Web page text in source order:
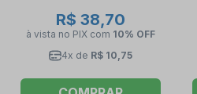
R$ 38,70
à vista no PIX com 10% OFF
4x de R$ 10,75